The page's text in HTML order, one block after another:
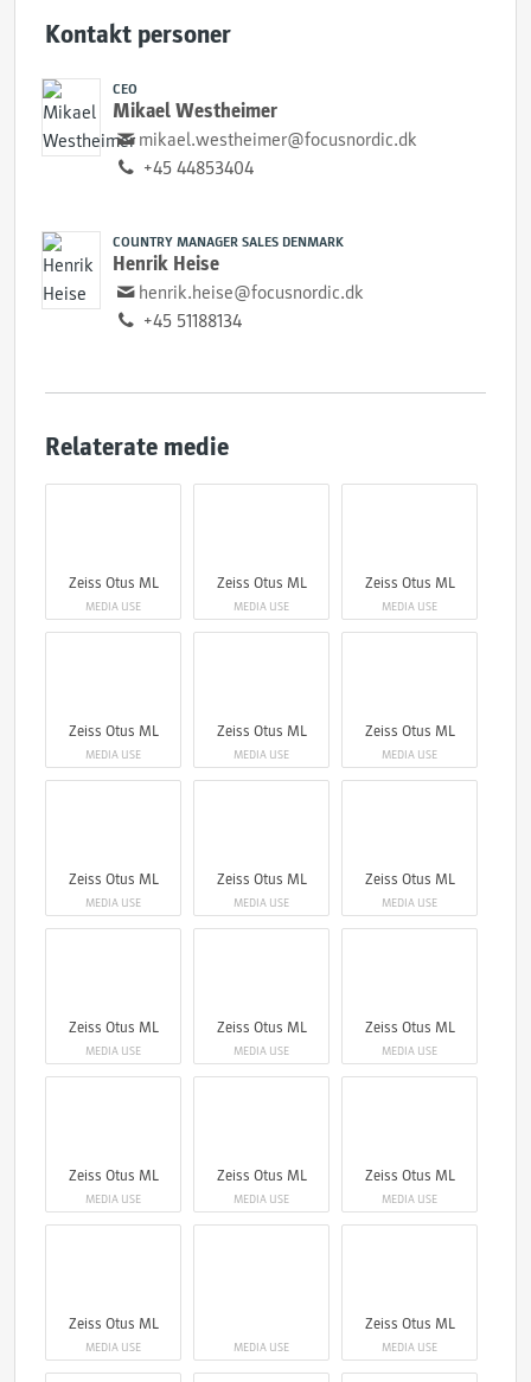
Kontakt personer
CEO
Mikael Westheimer
mikael.westheimer@focusnordic.dk
+45 44853404
COUNTRY MANAGER SALES DENMARK
Henrik Heise
henrik.heise@focusnordic.dk
+45 51188134
Relaterate medie
Zeiss Otus ML
MEDIA USE
Zeiss Otus ML
MEDIA USE
Zeiss Otus ML
MEDIA USE
Zeiss Otus ML
MEDIA USE
Zeiss Otus ML
MEDIA USE
Zeiss Otus ML
MEDIA USE
Zeiss Otus ML
MEDIA USE
Zeiss Otus ML
MEDIA USE
Zeiss Otus ML
MEDIA USE
Zeiss Otus ML
MEDIA USE
Zeiss Otus ML
MEDIA USE
Zeiss Otus ML
MEDIA USE
Zeiss Otus ML
MEDIA USE
Zeiss Otus ML
MEDIA USE
Zeiss Otus ML
MEDIA USE
Zeiss Otus ML
MEDIA USE MEDIA USE
Zeiss Otus ML
MEDIA USE